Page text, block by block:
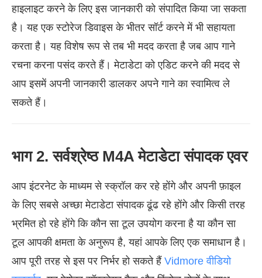
हाइलाइट करने के लिए इस जानकारी को संपादित किया जा सकता
है। यह एक स्टोरेज डिवाइस के भीतर सॉर्ट करने में भी सहायता
करता है। यह विशेष रूप से तब भी मदद करता है जब आप गाने
रचना करना पसंद करते हैं। मेटाडेटा को एडिट करने की मदद से
आप इसमें अपनी जानकारी डालकर अपने गाने का स्वामित्व ले
सकते हैं।
भाग 2. सर्वश्रेष्ठ M4A मेटाडेटा संपादक एवर
आप इंटरनेट के माध्यम से स्क्रॉल कर रहे होंगे और अपनी फ़ाइल
के लिए सबसे अच्छा मेटाडेटा संपादक ढूंढ रहे होंगे और किसी तरह
भ्रमित हो रहे होंगे कि कौन सा टूल उपयोग करना है या कौन सा
टूल आपकी क्षमता के अनुरूप है, यहां आपके लिए एक समाधान है।
आप पूरी तरह से इस पर निर्भर हो सकते हैं Vidmore वीडियो